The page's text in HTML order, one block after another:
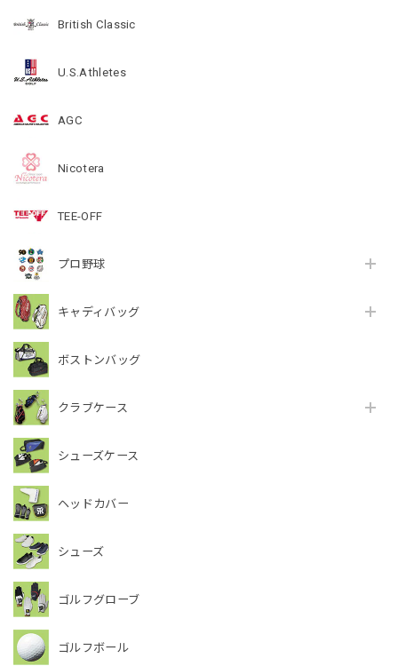
British Classic
U.S.Athletes
AGC
Nicotera
TEE-OFF
プロ野球
キャディバッグ
ボストンバッグ
クラブケース
シューズケース
ヘッドカバー
シューズ
ゴルフグローブ
ゴルフボール